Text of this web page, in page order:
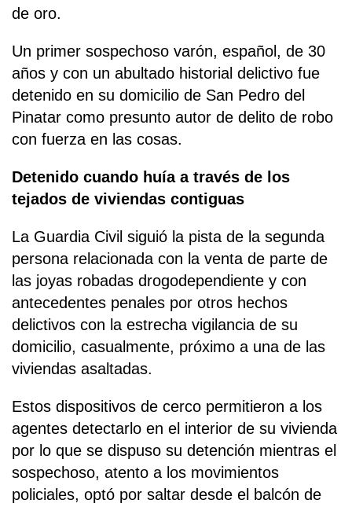
de oro.
Un primer sospechoso varón, español, de 30
años y con un abultado historial delictivo fue
detenido en su domicilio de San Pedro del
Pinatar como presunto autor de delito de robo
con fuerza en las cosas.
Detenido cuando huía a través de los
tejados de viviendas contiguas
La Guardia Civil siguió la pista de la segunda
persona relacionada con la venta de parte de
las joyas robadas drogodependiente y con
antecedentes penales por otros hechos
delictivos con la estrecha vigilancia de su
domicilio, casualmente, próximo a una de las
viviendas asaltadas.
Estos dispositivos de cerco permitieron a los
agentes detectarlo en el interior de su vivienda
por lo que se dispuso su detención mientras el
sospechoso, atento a los movimientos
policiales, optó por saltar desde el balcón de